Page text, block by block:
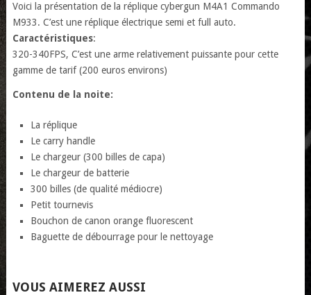
Voici la présentation de la réplique cybergun M4A1 Commando
M933. C’est une réplique électrique semi et full auto.
Caractéristiques:
320-340FPS, C’est une arme relativement puissante pour cette
gamme de tarif (200 euros environs)
Contenu de la noite:
La réplique
Le carry handle
Le chargeur (300 billes de capa)
Le chargeur de batterie
300 billes (de qualité médiocre)
Petit tournevis
Bouchon de canon orange fluorescent
Baguette de débourrage pour le nettoyage
VOUS AIMEREZ AUSSI